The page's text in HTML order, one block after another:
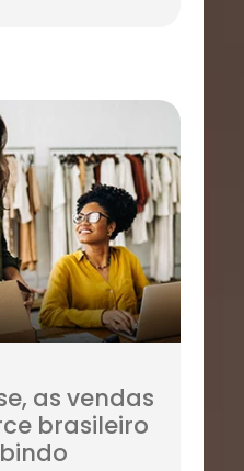
as vendas
brasileiro